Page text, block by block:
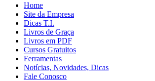
Home
Site da Empresa
Dicas T.I.
Livros de Graça
Livros em PDF
Cursos Gratuitos
Ferramentas
Notícias, Novidades, Dicas
Fale Conosco